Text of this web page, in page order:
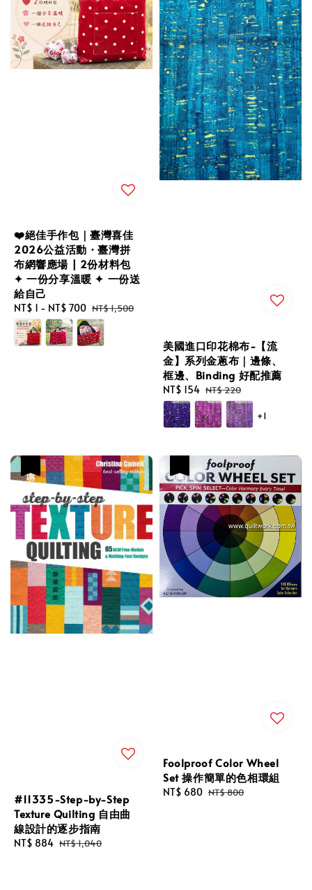
❤️絕佳手作包｜臺灣喜佳
2026公益活動・臺灣拼
布網響應場 | 2份材料包
✦ 一份分享溫暖 ✦ 一份送
給自己
Sale
price
NT$ 1 - NT$ 700 Regular
price
NT$ 1,500
美國進口印花棉布-【流
金】系列金蔥布｜邊條、
框邊、Binding 好配推薦
Sale
price
NT$ 154 Regular
price
NT$ 220
+1
#11335-Step-by-Step
Texture Quilting 自由曲
線設計的逐步指南
Sale
NT$ 884 Regular
NT$ 1,040
Foolproof Color Wheel
Set 操作簡單的色相環組
Sale
NT$ 680 Regular
NT$ 800